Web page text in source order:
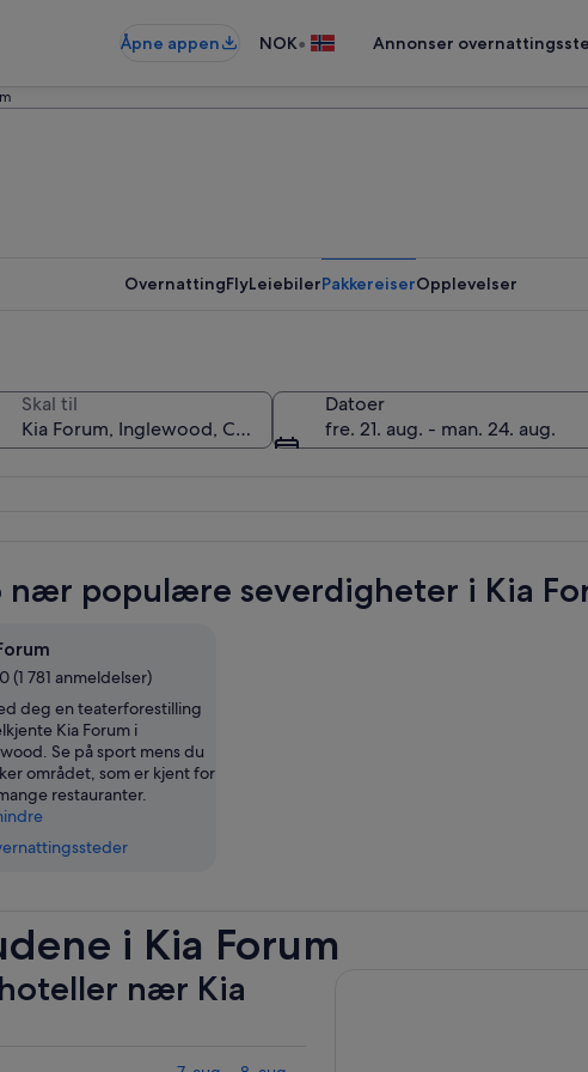
Åpne appen NOK• Annonser
OvernattingFlyLeiebilerPakkereiserOpplevelser
Skal til
Datoer
fre. 21. aug. - man. 24. aug.
nær populære severdigheter i Kia
(1 781 anmeldelser)
deg en teaterforestilling
Kia Forum i
Se på sport mens du
området, som er kjent for
restauranter.
i Kia Forum
nær Kia